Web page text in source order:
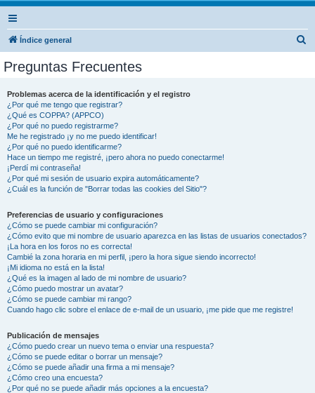
Índice general
Preguntas Frecuentes
Problemas acerca de la identificación y el registro
¿Por qué me tengo que registrar?
¿Qué es COPPA? (APPCO)
¿Por qué no puedo registrarme?
Me he registrado ¡y no me puedo identificar!
¿Por qué no puedo identificarme?
Hace un tiempo me registré, ¡pero ahora no puedo conectarme!
¡Perdí mi contraseña!
¿Por qué mi sesión de usuario expira automáticamente?
¿Cuál es la función de "Borrar todas las cookies del Sitio"?
Preferencias de usuario y configuraciones
¿Cómo se puede cambiar mi configuración?
¿Cómo evito que mi nombre de usuario aparezca en las listas de usuarios conectados?
¡La hora en los foros no es correcta!
Cambié la zona horaria en mi perfil, ¡pero la hora sigue siendo incorrecto!
¡Mi idioma no está en la lista!
¿Qué es la imagen al lado de mi nombre de usuario?
¿Cómo puedo mostrar un avatar?
¿Cómo se puede cambiar mi rango?
Cuando hago clic sobre el enlace de e-mail de un usuario, ¡me pide que me registre!
Publicación de mensajes
¿Cómo puedo crear un nuevo tema o enviar una respuesta?
¿Cómo se puede editar o borrar un mensaje?
¿Cómo se puede añadir una firma a mi mensaje?
¿Cómo creo una encuesta?
¿Por qué no se puede añadir más opciones a la encuesta?